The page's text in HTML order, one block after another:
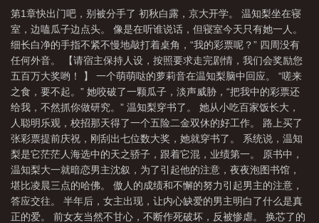
第1章快出门吧，别被分手了 初秋白露，京大开学。 温知梨坐在寝
室，边嗑瓜子边点头。 像是在听谁说话，但寝室今天只有她一人。
细长白净的手指不紧不慢地敲打着桌角，“我的彩票呢？” 四周没有
任何外音。 【请宿主保持人设，按照要求走完剧情，我们会奖励您
五百万大奖哟！ 】 一个萌萌哒的萝莉音在温知梨脑中回应。 “嗟来
之食，要不起。” 她咬破了一颗瓜子，淡声威胁，“把我中的彩票还
给我，不然抓你做研究。” 温知梨穿书了。 她从小吃百家饭长大，
人聪明乐观，校招那天得了一个五险二金双休的好工作。 路上买了
张彩票提前庆祝，刚刮出七位数大奖，她就穿书了。 系统说，温知
梨是它茫茫人海选中的天之骄子，跟着它混，业绩第一。 原书中，
温知梨大一就暗恋男主沈叙，为了引起他的注意，夜夜泡图书馆，
堪比凌晨三点的哈佛。 傲人的成绩和不懈的努力引起男主的注意，
答应交往。 半年后，女主出现，让内心缺爱的男主明白了什么是真
正的爱。 前女友当然不甘心，不断作死破坏，反被惨虐。 换芯了的